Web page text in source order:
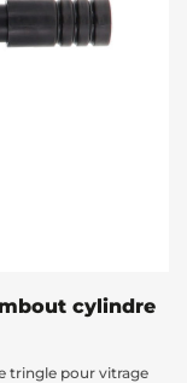
cylindre
tringle pour vitrage